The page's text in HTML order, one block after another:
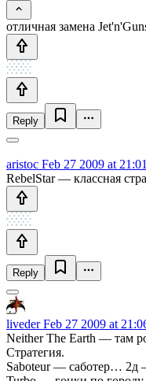
отличная замена
Reply
aristoc Feb 27 2009 at 21:01
RebelStar — классная
Reply
livederFeb 27 2009 at
Neither The Earth — там
Стратегия.
Saboteur — саботер… 2д